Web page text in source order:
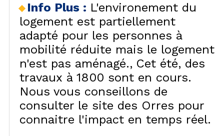
Info Plus : L'environement du
logement est partiellement
adapté pour les personnes à
mobilité réduite mais le logement
n'est pas aménagé.
Cet été, des
travaux à 1800 sont en cours.
Nous vous conseillons de
consulter le site des Orres pour
connaitre l'impact en temps réel.